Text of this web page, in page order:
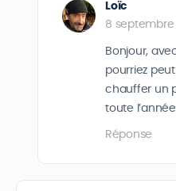
Loïc
8 septembre
Bonjour,
pourriez
chauffer un
toute l’année
Réponse